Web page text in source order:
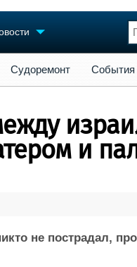
Личности
Словарь
Судоремонт События
и
не пострадал,